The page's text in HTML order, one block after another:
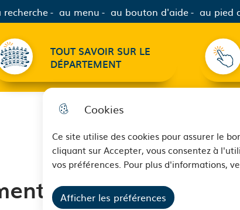
Cookies
Ce site utilise des cookies pour assurer le
cliquant sur Accepter, vous consentez à
vos préférences. Pour plus d'informations,
Afficher les préférences
recherche au menu au bouton d'aide au pied
- Retour à l'accueil
principal
TOUT SAVOIR SUR LE
DÉPARTEMENT